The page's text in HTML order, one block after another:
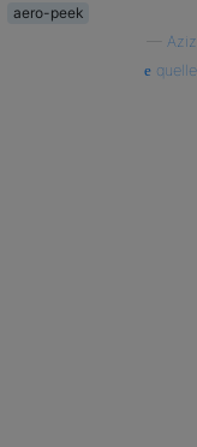
aero-peek
Aziz
quelle